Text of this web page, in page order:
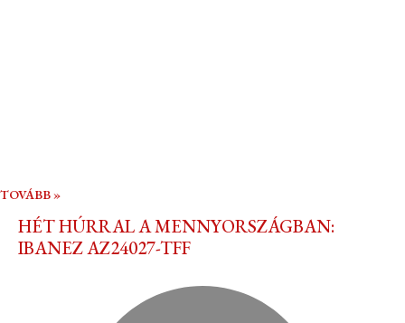
TOVÁBB »
HÉT HÚRRAL A MENNYORSZÁGBAN:
IBANEZ AZ24027-TFF